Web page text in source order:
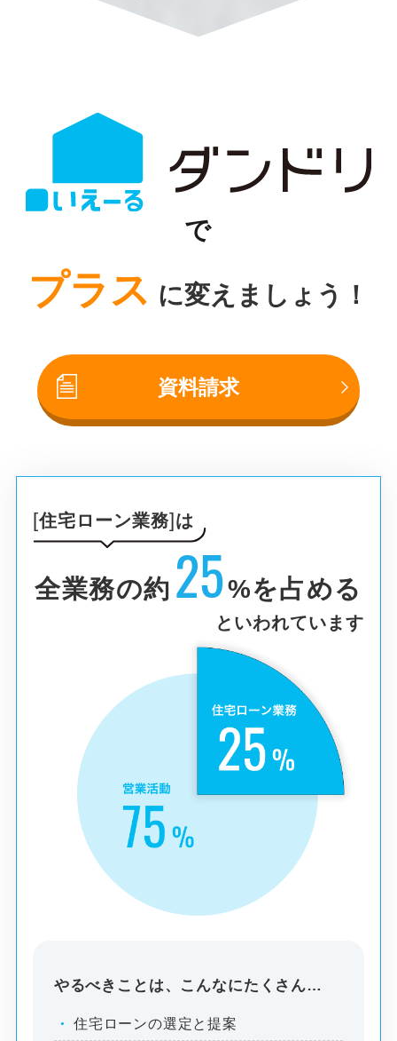
で
プラス に変えましょう！
資料請求
住宅ローン業務 は
全業務の約 25%を占める
といわれています
やるべきことは、こんなにたくさん…
住宅ローンの選定と提案